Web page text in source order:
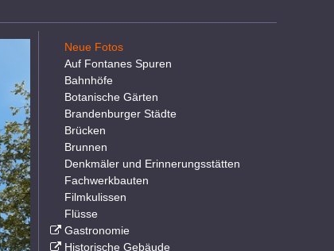
Neue Fotos
Auf Fontanes Spuren
Bahnhöfe
Botanische Gärten
Brandenburger Städte
Brücken
Brunnen
Denkmäler und Erinnerungsstätten
Fachwerkbauten
Filmkulissen
Flüsse
Gastronomie
Historische Gebäude